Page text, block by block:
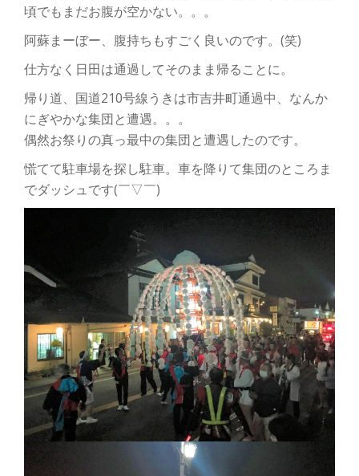
頃でもまだお腹が空かない。。。
阿蘇まーぼー、腹持ちもすごく良いのです。(笑)
仕方なく日田は通過してそのまま帰ることに。
帰り道、国道210号線うきは市吉井町通過中、なんか
にぎやかな集団と遭遇。。。
偶然お祭りの真っ最中の集団と遭遇したのです。
慌てて駐車場を探し駐車。車を降りて集団のところま
でダッシュです(￣▽￣)